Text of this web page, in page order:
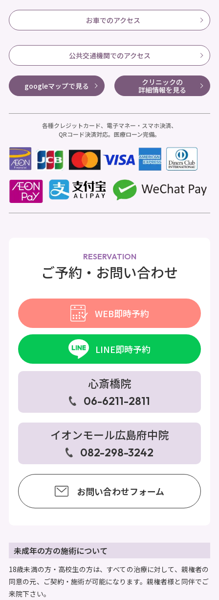
お車でのアクセス
公共交通機関でのアクセス
googleマップで見る
クリニックの
詳細情報を見る
各種クレジットカード、電子マネー・スマホ決済、
QRコード決済対応。医療ローン完備。
RESERVATION
ご予約・お問い合わせ
LINE即時予約
WEB即時予約
心斎橋院
06-6211-2811
イオンモール広島府中院
082-298-3242
お問い合わせフォーム
未成年の方の施術について
18歳未満の方・高校生の方は、すべての治療に対して、親権者の
同意の元、ご契約・施術が可能になります。親権者様と同伴でご
来院下さい。